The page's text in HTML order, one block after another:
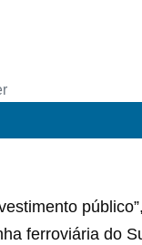
ferroviária do